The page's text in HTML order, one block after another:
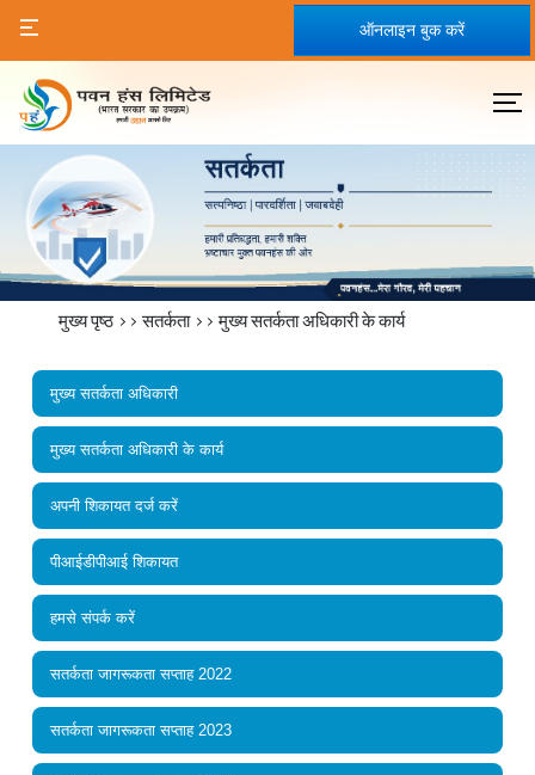
ऑनलाइन बुक करें
मुख्य पृष्ठ >>सतर्कता>>मुख्य सतर्कता अधिकारी के कार्य
मुख्य सतर्कता अधिकारी
मुख्य सतर्कता अधिकारी के कार्य
अपनी शिकायत दर्ज करें
पीआईडीपीआई शिकायत
हमसे संपर्क करें
सतर्कता जागरूकता सप्ताह 2022
सतर्कता जागरूकता सप्ताह 2023